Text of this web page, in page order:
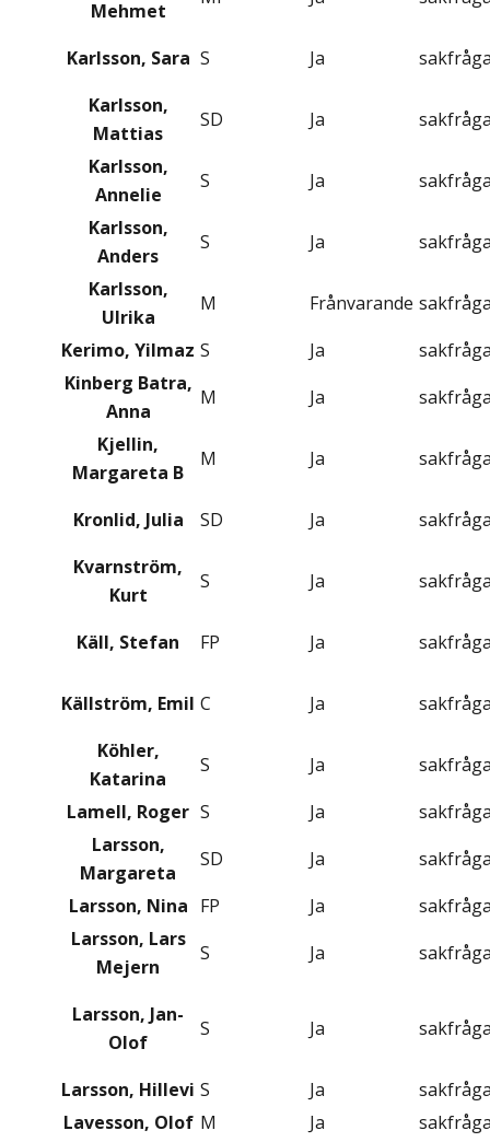
Mehmet
Karlsson, Sara S Ja
Karlsson,
Mattias
SD Ja
Karlsson,
Annelie
S Ja
Karlsson,
Anders
S Ja
Karlsson,
Ulrika
M Frånvarande
Kerimo, Yilmaz S Ja
Kinberg Batra,
Anna
M Ja
Kjellin,
Margareta B
M Ja
Kronlid, Julia SD Ja
Kvarnström,
Kurt
S Ja
Käll, Stefan FP Ja
Källström, Emil C Ja
Köhler,
Katarina
S Ja
Lamell, Roger S Ja
Larsson,
Margareta
SD Ja
Larsson, Nina FP Ja
Larsson, Lars
Mejern
S Ja
Larsson, Jan-
Olof
S Ja
Larsson, Hillevi S Ja
Lavesson, Olof M Ja